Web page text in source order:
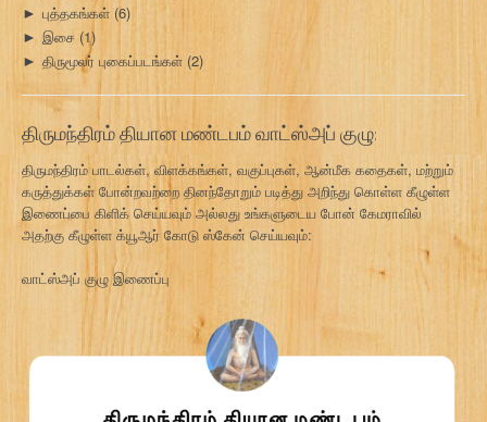
► புத்தகங்கள் (6)
► இசை (1)
► திருமூலர் புகைப்படங்கள் (2)
திருமந்திரம் தியான மண்டபம் வாட்ஸ்அப் குழு:
திருமந்திரம் பாடல்கள், விளக்கங்கள், வகுப்புகள், ஆன்மீக கதைகள், மற்றும்
கருத்துக்கள் போன்றவற்றை தினந்தோறும் படித்து அறிந்து கொள்ள கீழுள்ள
இணைப்பை கிளிக் செய்யவும் அல்லது உங்களுடைய போன் கேமராவில்
அதற்கு கீழுள்ள க்யூஆர் கோடு ஸ்கேன் செய்யவும்:
வாட்ஸ்அப் குழு இணைப்பு